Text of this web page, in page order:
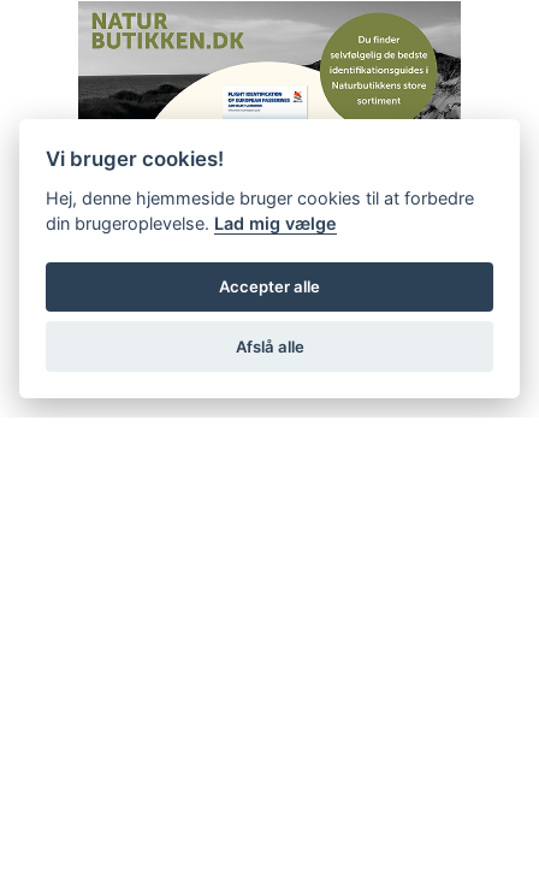
Vi bruger cookies!
Hej, denne hjemmeside bruger cookies til at forbedre
din brugeroplevelse. Lad mig vælge
Accepter alle
Afslå alle